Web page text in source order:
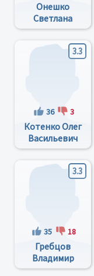
Онешко
Светлана
Владимировна
3.3
36 3
Котенко Олег
Васильевич
3.3
35 18
Гребцов
Владимир
Михайлович